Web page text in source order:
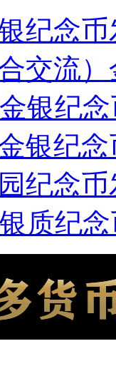
纪念
交流
银纪
银纪
纪念
质纪